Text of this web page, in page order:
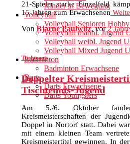
Kinder in Bewegung
Volleyball
Volleyball Senioren
Volleyball männl. Jugend
Volleyball weibl. Jugend
Volleyball Mixed Jugend
Badminton
Badminton Erwachsene
Darts
Darts Erwachsene
Darts Youngsters
21-Spieler starke Einzelfeld
15 Jahren zum Erwachsenen
Von Bjarne Paulwitz, vor2
Tischtennis
Doppelter
Tischtennis-Jugend
Am 5./6. Oktober
Kreismeisterschaften der
Doppel in Nortorf statt. Dabei
mit einem kleinen Team
Kreismeistertitel gewinnen. In